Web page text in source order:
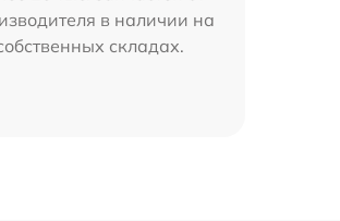
в наличии на
складах.